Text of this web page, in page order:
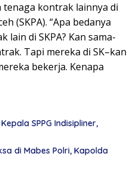
kontrak lainnya di
(SKPA). “Apa bedanya
lain di SKPA? Kan sama-
Tapi mereka di SK–kan
bekerja. Kenapa
SPPG Indisipliner,
di Mabes Polri, Kapolda